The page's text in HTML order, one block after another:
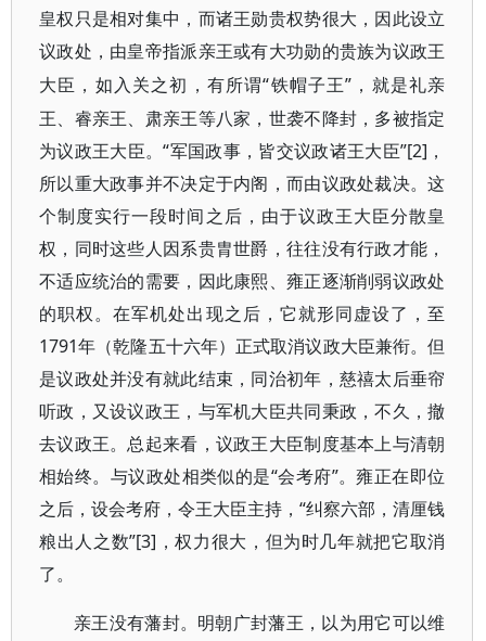
皇权只是相对集中，而诸王勋贵权势很大，因此设立
议政处，由皇帝指派亲王或有大功勋的贵族为议政王
大臣，如入关之初，有所谓“铁帽子王”，就是礼亲
王、睿亲王、肃亲王等八家，世袭不降封，多被指定
为议政王大臣。“军国政事，皆交议政诸王大臣”[2]，
所以重大政事并不决定于内阁，而由议政处裁决。这
个制度实行一段时间之后，由于议政王大臣分散皇
权，同时这些人因系贵胄世爵，往往没有行政才能，
不适应统治的需要，因此康熙、雍正逐渐削弱议政处
的职权。在军机处出现之后，它就形同虚设了，至
1791年（乾隆五十六年）正式取消议政大臣兼衔。但
是议政处并没有就此结束，同治初年，慈禧太后垂帘
听政，又设议政王，与军机大臣共同秉政，不久，撤
去议政王。总起来看，议政王大臣制度基本上与清朝
相始终。与议政处相类似的是“会考府”。雍正在即位
之后，设会考府，令王大臣主持，“纠察六部，清厘钱
粮出人之数”[3]，权力很大，但为时几年就把它取消
了。
亲王没有藩封。明朝广封藩王，以为用它可以维